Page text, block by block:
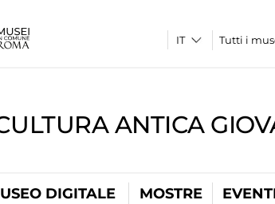
Tutti i
ANTICA
DIGITALE MOSTRE